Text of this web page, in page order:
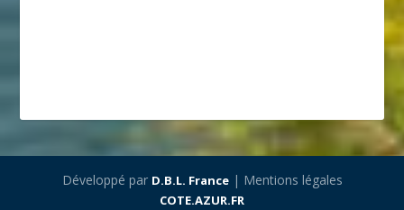
Développé par D.B.L. France| Mentions légales
COTE.AZUR.FR